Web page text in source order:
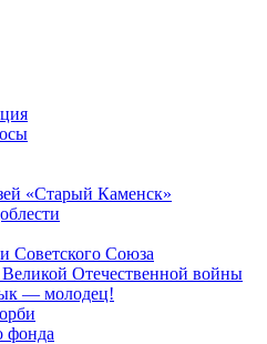
«Старый Каменск»
Союза
Отечественной войны
— молодец!
фонда